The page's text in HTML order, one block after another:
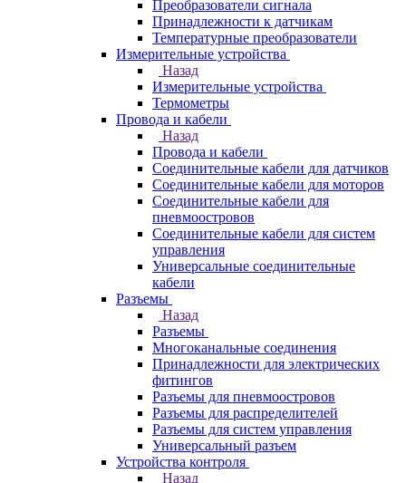
Преобразователи сигнала
Принадлежности к датчикам
Температурные преобразователи
Измерительные устройства
Назад
Измерительные устройства
Термометры
Провода и кабели
Назад
Провода и кабели
Соединительные кабели для датчиков
Соединительные кабели для моторов
Соединительные кабели для
пневмоостровов
Соединительные кабели для систем
управления
Универсальные соединительные
кабели
Разъемы
Назад
Разъемы
Многоканальные соединения
Принадлежности для электрических
фитингов
Разъемы для пневмоостровов
Разъемы для распределителей
Разъемы для систем управления
Универсальный разъем
Устройства контроля
Назад